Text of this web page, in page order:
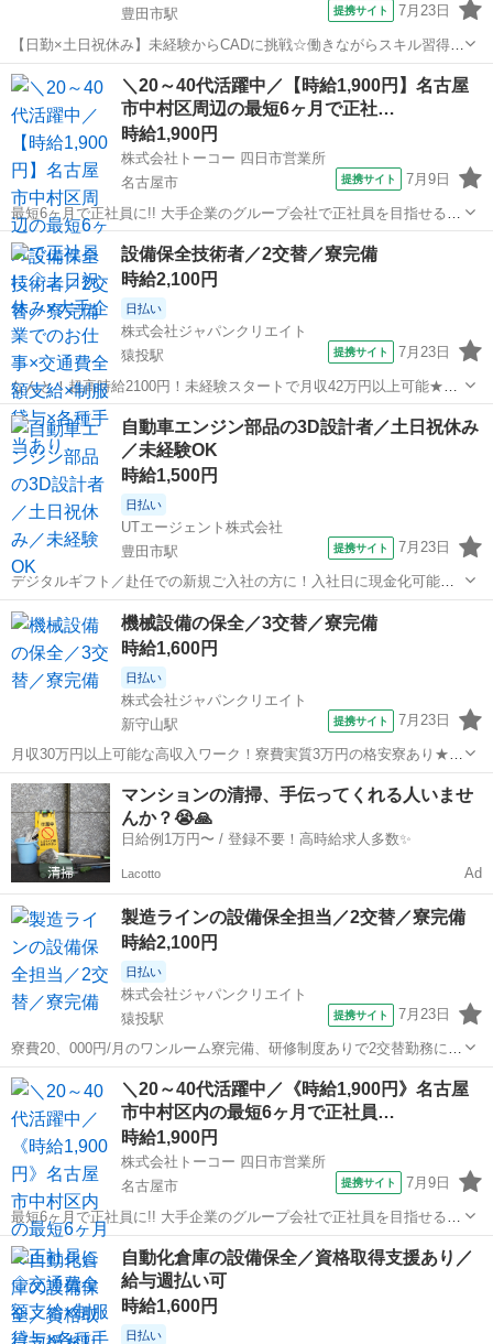
豊田市駅
提携サイト 7月23日
【日勤×土日祝休み】未経験からCADに挑戦☆働きながらスキル習得
◎3Dモデリング 【デジタルギフト】 赴任での新規ご入社の方に！入
社日に現金化可能なデジタルギフトで2万円分支給♪ 【日払い制度】 利
用申し込み完了後～最短...
愛知 豊田市駅 その他
＼20～40代活躍中／【時給1,900円】名古屋
市中村区周辺の最短6ヶ月で正社…
時給1,900円
株式会社トーコー 四日市営業所
名古屋市
提携サイト 7月9日
最短6ヶ月で正社員に!! 大手企業のグループ会社で正社員を目指せるお
仕事です。 〜お仕事内容〜 設備保全(電計) 保全計画に則した工事計
画・手配・工事管理 電計備品の管理 起業、修繕などの検討・見積など
設備故障時の緊急対応...
愛知 名古屋市 その他
設備保全技術者／2交替／寮完備
時給2,100円
日払い
株式会社ジャパンクリエイト
猿投駅
提携サイト 7月23日
なんと！超高時給2100円！未経験スタートで月収42万円以上可能★保
全経験者は即日配属も可能♪／20代・30代・40代・50代在籍中 ＼株式
会社ジャパンクリエイトの強み／ 【製造・物流に特化した圧倒的な専
門性】 ジャパン...
愛知 豊田市 猿投駅 その他
自動車エンジン部品の3D設計者／土日祝休み
／未経験OK
時給1,500円
日払い
UTエージェント株式会社
豊田市駅
提携サイト 7月23日
デジタルギフト／赴任での新規ご入社の方に！入社日に現金化可能な
デジタルギフトで2万円分支給♪／日払い制度／利用申し込み完了後～
最短5分で受け取り可能！スマホから簡単に申請いただけます！※規定
あり ●収入を増やしたい ●貯金...
愛知 豊田市 豊田市駅 その他
機械設備の保全／3交替／寮完備
時給1,600円
日払い
株式会社ジャパンクリエイト
新守山駅
提携サイト 7月23日
月収30万円以上可能な高収入ワーク！寮費実質3万円の格安寮あり★無
資格・未経験の方も在籍中の機械保全業務です！／20代・30代・40
代・50代在籍中 ＼株式会社ジャパンクリエイトの強み／ 【製造・物流
に特化した圧倒的な専...
愛知 名古屋市 その他
マンションの清掃、手伝ってくれる人いませ
んか？😭🙏
日給例1万円〜 / 登録不要！高時給求人多数✨
Lacotto Ad
製造ラインの設備保全担当／2交替／寮完備
時給2,100円
日払い
株式会社ジャパンクリエイト
猿投駅
提携サイト 7月23日
寮費20、000円/月のワンルーム寮完備、研修制度ありで2交替勤務に対
応／20代・30代・40代・50代在籍中 ＼株式会社ジャパンクリエイトの
強み／ 【製造・物流に特化した圧倒的な専門性】 ジャパンクリエイト
は、製造・物...
愛知 その他
＼20～40代活躍中／《時給1,900円》名古屋
市中村区内の最短6ヶ月で正社員…
時給1,900円
株式会社トーコー 四日市営業所
名古屋市
提携サイト 7月9日
最短6ヶ月で正社員に!! 大手企業のグループ会社で正社員を目指せるお
仕事です。 〜お仕事内容〜 設備保全(電計) 保全計画に則した工事計
画・手配・工事管理 電計備品の管理 起業、修繕などの検討・見積など
設備故障時の緊急対応...
愛知 名古屋市 その他
自動化倉庫の設備保全／資格取得支援あり／
給与週払い可
時給1,600円
日払い